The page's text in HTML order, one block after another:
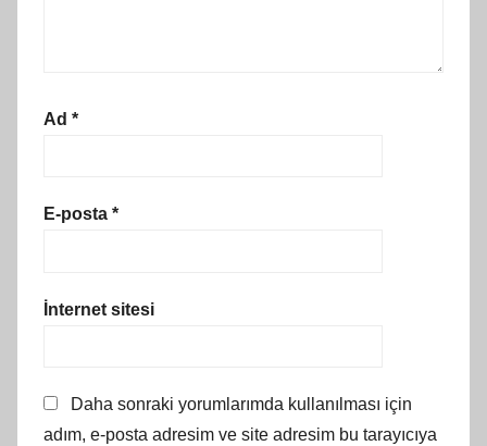
Ad *
E-posta *
İnternet sitesi
Daha sonraki yorumlarımda kullanılması için
adım, e-posta adresim ve site adresim bu tarayıcıya